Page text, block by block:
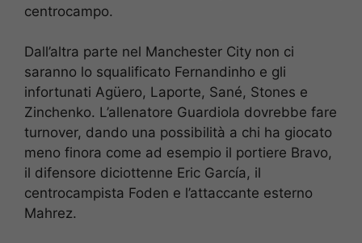
centrocampo.
Dall’altra parte nel Manchester City non ci
saranno lo squalificato Fernandinho e gli
infortunati Agüero, Laporte, Sané, Stones e
Zinchenko. L’allenatore Guardiola dovrebbe fare
turnover, dando una possibilità a chi ha giocato
meno finora come ad esempio il portiere Bravo,
il difensore diciottenne Eric García, il
centrocampista Foden e l’attaccante esterno
Mahrez.